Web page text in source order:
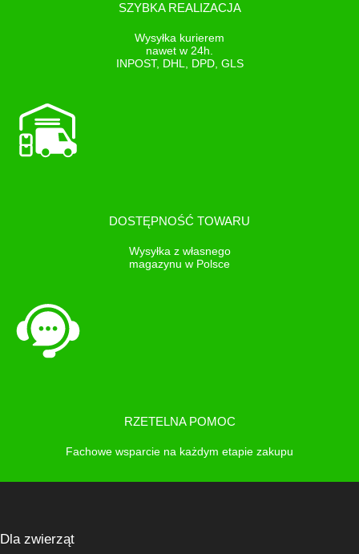
SZYBKA REALIZACJA
Wysyłka kurierem
nawet w 24h.
INPOST, DHL, DPD, GLS
DOSTĘPNOŚĆ TOWARU
Wysyłka z własnego
magazynu w Polsce
RZETELNA POMOC
Fachowe wsparcie na każdym etapie zakupu
Dla zwierząt